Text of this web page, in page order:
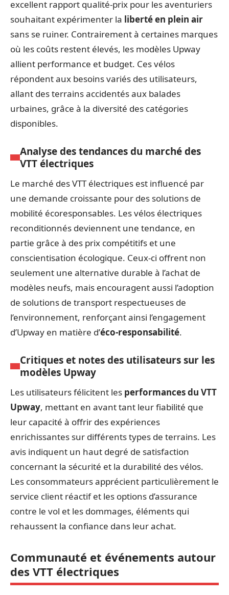
excellent rapport qualité-prix pour les aventuriers
souhaitant expérimenter la liberté en plein air
sans se ruiner. Contrairement à certaines marques
où les coûts restent élevés, les modèles Upway
allient performance et budget. Ces vélos
répondent aux besoins variés des utilisateurs,
allant des terrains accidentés aux balades
urbaines, grâce à la diversité des catégories
disponibles.
Analyse des tendances du marché des
VTT électriques
Le marché des VTT électriques est influencé par
une demande croissante pour des solutions de
mobilité écoresponsables. Les vélos électriques
reconditionnés deviennent une tendance, en
partie grâce à des prix compétitifs et une
conscientisation écologique. Ceux-ci offrent non
seulement une alternative durable à l’achat de
modèles neufs, mais encouragent aussi l’adoption
de solutions de transport respectueuses de
l’environnement, renforçant ainsi l’engagement
d’Upway en matière d’éco-responsabilité.
Critiques et notes des utilisateurs sur les
modèles Upway
Les utilisateurs félicitent les performances du VTT
Upway, mettant en avant tant leur fiabilité que
leur capacité à offrir des expériences
enrichissantes sur différents types de terrains. Les
avis indiquent un haut degré de satisfaction
concernant la sécurité et la durabilité des vélos.
Les consommateurs apprécient particulièrement le
service client réactif et les options d’assurance
contre le vol et les dommages, éléments qui
rehaussent la confiance dans leur achat.
Communauté et événements autour
des VTT électriques